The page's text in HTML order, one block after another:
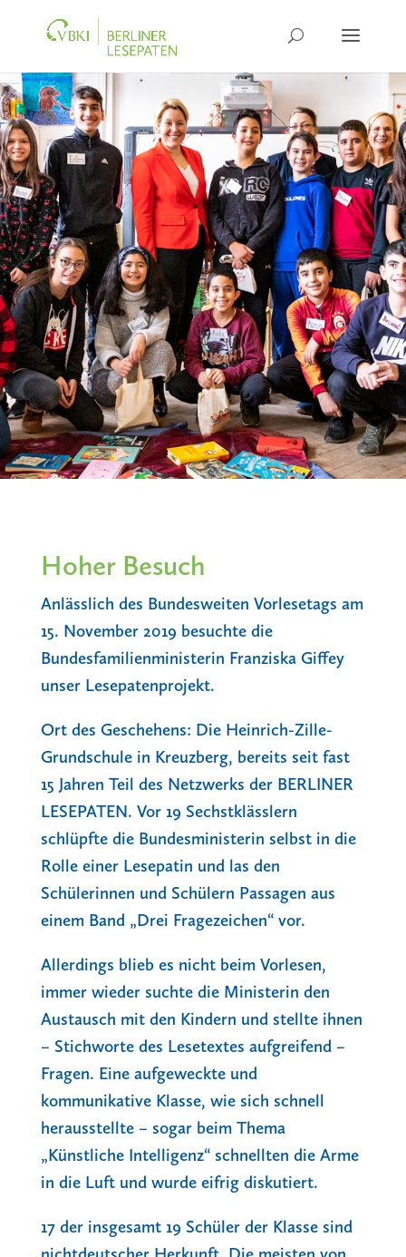
Hoher Besuch
Anlässlich des Bundesweiten Vorlesetags am
15. November 2019 besuchte die
Bundesfamilienministerin Franziska Giffey
unser Lesepatenprojekt.
Ort des Geschehens: Die Heinrich-Zille-
Grundschule in Kreuzberg, bereits seit fast
15 Jahren Teil des Netzwerks der BERLINER
LESEPATEN. Vor 19 Sechstklässlern
schlüpfte die Bundesministerin selbst in die
Rolle einer Lesepatin und las den
Schülerinnen und Schülern Passagen aus
einem Band „Drei Fragezeichen“ vor.
Allerdings blieb es nicht beim Vorlesen,
immer wieder suchte die Ministerin den
Austausch mit den Kindern und stellte ihnen
– Stichworte des Lesetextes aufgreifend –
Fragen. Eine aufgeweckte und
kommunikative Klasse, wie sich schnell
herausstellte – sogar beim Thema
„Künstliche Intelligenz“ schnellten die Arme
in die Luft und wurde eifrig diskutiert.
17 der insgesamt 19 Schüler der Klasse sind